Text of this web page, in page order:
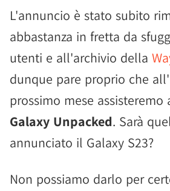
L'annuncio è stato subito
abbastanza in fretta da
utenti e all'archivio della
dunque pare proprio che
prossimo mese assisteremo
Galaxy Unpacked. Sarà
annunciato il Galaxy S23?
Non possiamo darlo per